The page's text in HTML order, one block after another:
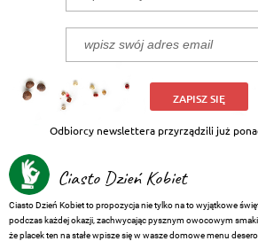
ZAPISZ SIĘ
Odbiorcy newslettera przyrządzili już
Ciasto Dzień Kobiet
Ciasto Dzień Kobiet to propozycja nie tylko na to wyjątkowe
podczas każdej okazji, zachwycając pysznym owocowym
że placek ten na stałe wpisze się w wasze domowe menu